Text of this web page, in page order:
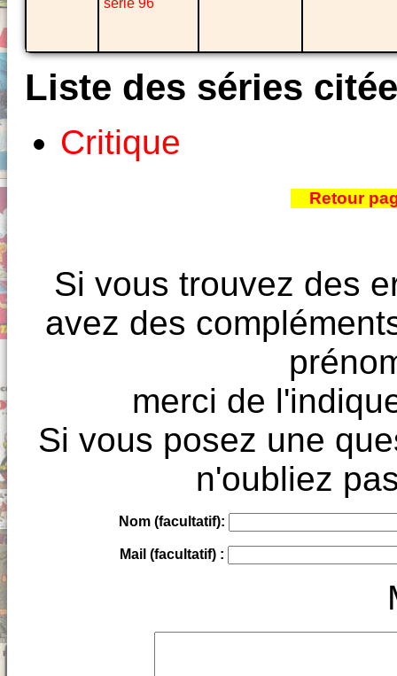
série 96
Liste des séries
Critique
Retour
Si vous trouvez des
avez des
merci de
Si vous posez une
n'oubliez
Nom (facultatif):
Mail (facultatif) :